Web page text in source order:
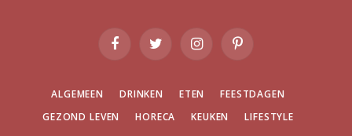
FacebookTwitter InstagramPinterest
ALGEMEEN DRINKEN ETEN
FEESTDAGEN
GEZOND LEVEN
HORECA KEUKEN
LIFESTYLE